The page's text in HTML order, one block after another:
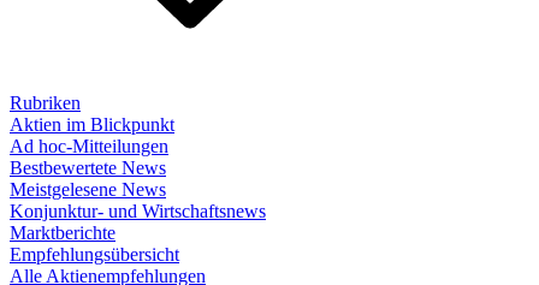
Rubriken
Aktien im Blickpunkt
Ad hoc-Mitteilungen
Bestbewertete News
Meistgelesene News
Konjunktur- und Wirtschaftsnews
Marktberichte
Empfehlungsübersicht
Alle Aktienempfehlungen